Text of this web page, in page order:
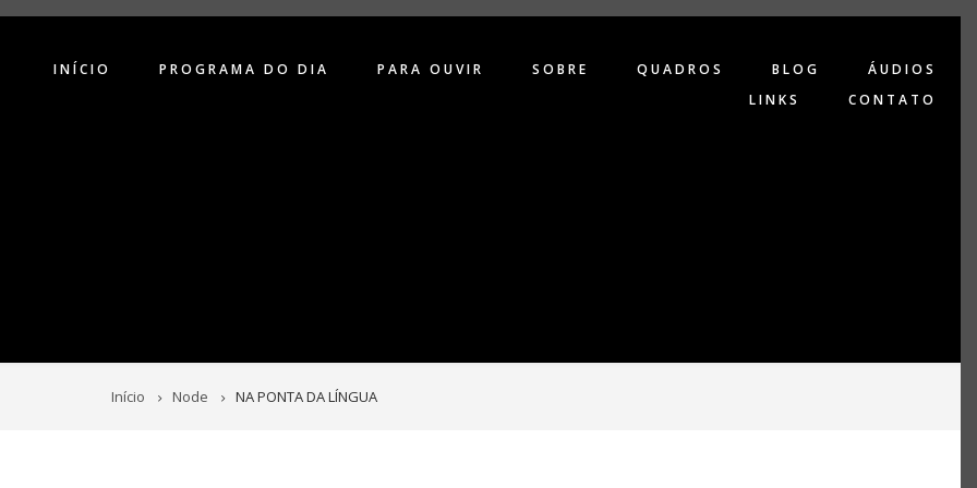
INÍCIO PROGRAMA DO DIA PARA OUVIR SOBRE QUADROS BLOG
ÁUDIOS
LINKS
CONTATO
Início Node NA PONTA DA LÍNGUA